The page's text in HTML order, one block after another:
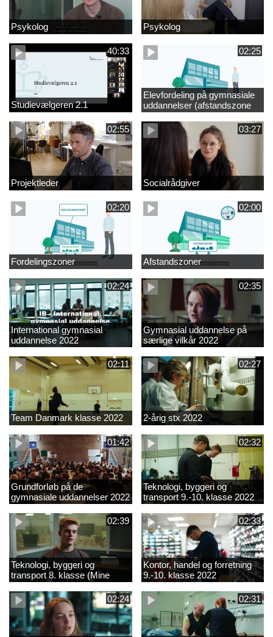
Psykolog Psykolog
40:33
Studievælgeren 2.1
02:25
Elevfordeling på gymnasiale
uddannelser (afstandszone
redigeret)
02:55
Projektleder
03:27
Socialrådgiver
02:20
Fordelingszoner
02:00
Afstandszoner
02:24
International gymnasial
uddannelse 2022
02:35
Gymnasial uddannelse på
særlige vilkår 2022
02:11
Team Danmark klasse 2022
02:27
2-årig stx 2022
01:42
Grundforløb på de
gymnasiale uddannelser 2022
02:32
Teknologi, byggeri og
transport 9.-10. klasse 2022
02:39
Teknologi, byggeri og
transport 8. klasse (Mine
introkurser) 2022
02:33
Kontor, handel og forretning
9.-10. klasse 2022
02:24 02:31